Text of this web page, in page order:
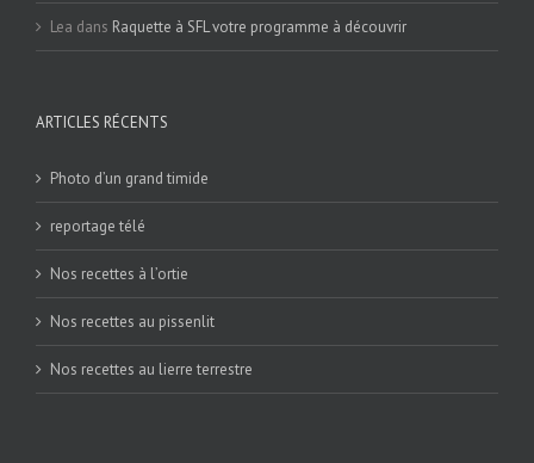
Lea dans Raquette à SFL votre programme à découvrir
ARTICLES RÉCENTS
Photo d’un grand timide
reportage télé
Nos recettes à l’ortie
Nos recettes au pissenlit
Nos recettes au lierre terrestre